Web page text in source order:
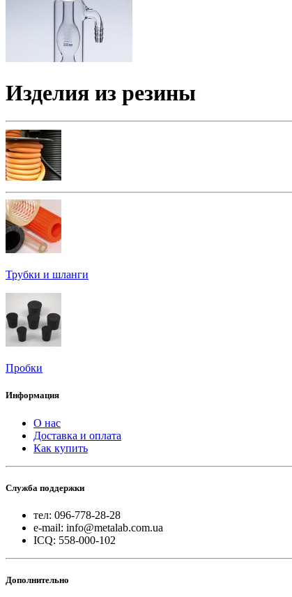
Изделия из резины
Трубки и шланги
Пробки
Информация
О нас
Доставка и оплата
Как купить
Служба поддержки
тел: 096-778-28-28
e-mail: info@metalab.com.ua
ICQ: 558-000-102
Дополнительно